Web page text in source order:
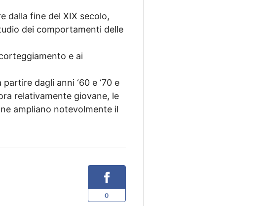
dalla fine del XIX secolo,
dei comportamenti delle
e ai
dagli anni ‘60 e ‘70 e
relativamente giovane, le
ampliano notevolmente il
0